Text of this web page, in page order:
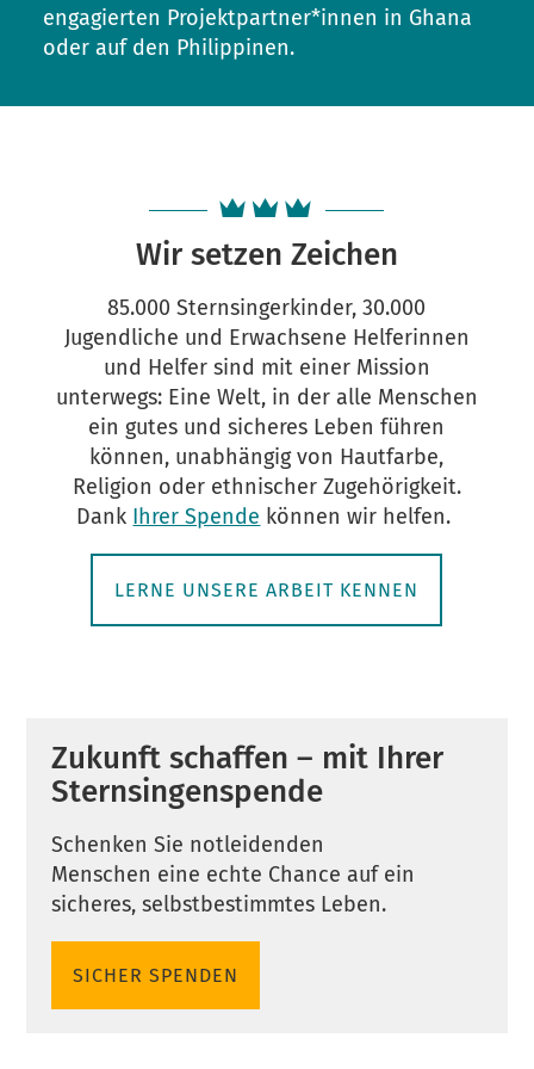
engagierten Projektpartner*innen in Ghana
oder auf den Philippinen.
Wir setzen Zeichen
85.000 Sternsingerkinder, 30.000
Jugendliche und Erwachsene Helferinnen
und Helfer sind mit einer Mission
unterwegs: Eine Welt, in der alle Menschen
ein gutes und sicheres Leben führen
können, unabhängig von Hautfarbe,
Religion oder ethnischer Zugehörigkeit.
Dank Ihrer Spende können wir helfen.
LERNE UNSERE ARBEIT KENNEN
Zukunft schaffen – mit Ihrer
Sternsingenspende
Schenken Sie notleidenden
Menschen eine echte Chance auf ein
sicheres, selbstbestimmtes Leben.
SICHER SPENDEN